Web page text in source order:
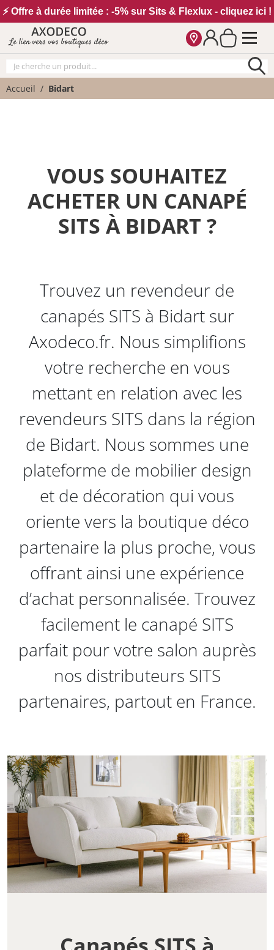
⚡ Offre à durée limitée : -5% sur Sits & Flexlux - cliquez ici !
Le lien vers vos boutiques déco
Accueil Bidart
VOUS SOUHAITEZ
ACHETER UN CANAPÉ
SITS À BIDART ?
Trouvez un revendeur de
canapés SITS à Bidart sur
Axodeco.fr. Nous simplifions
votre recherche en vous
mettant en relation avec les
revendeurs SITS dans la région
de Bidart. Nous sommes une
plateforme de mobilier design
et de décoration qui vous
oriente vers la boutique déco
partenaire la plus proche, vous
offrant ainsi une expérience
d’achat personnalisée. Trouvez
facilement le canapé SITS
parfait pour votre salon auprès
nos distributeurs SITS
partenaires, partout en France.
Vos paramètres cookies